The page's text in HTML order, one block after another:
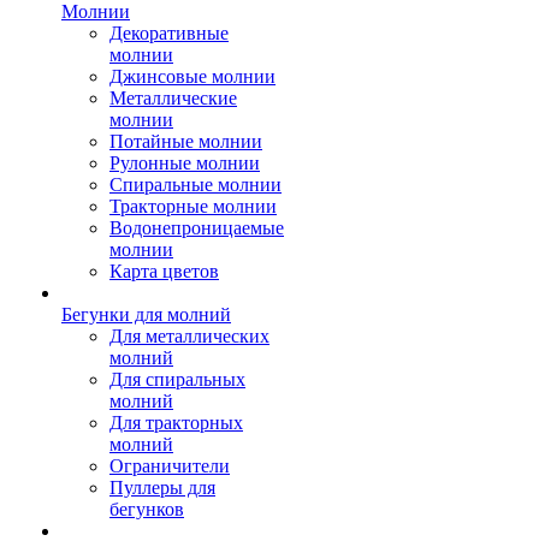
Молнии
Декоративные
молнии
Джинсовые молнии
Металлические
молнии
Потайные молнии
Рулонные молнии
Спиральные молнии
Тракторные молнии
Водонепроницаемые
молнии
Карта цветов
Бегунки для молний
Для металлических
молний
Для спиральных
молний
Для тракторных
молний
Ограничители
Пуллеры для
бегунков